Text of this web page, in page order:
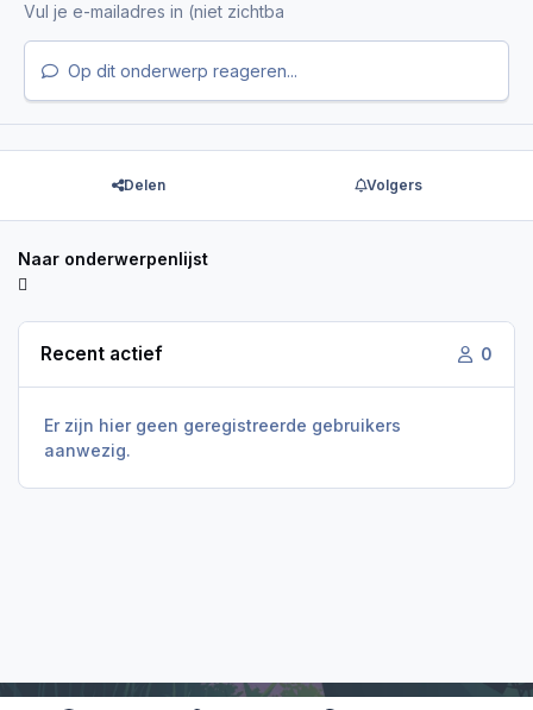
Op dit onderwerp reageren...
Delen Volgers
Naar onderwerpenlijst
Recent actief 0
Er zijn hier geen geregistreerde gebruikers
aanwezig.